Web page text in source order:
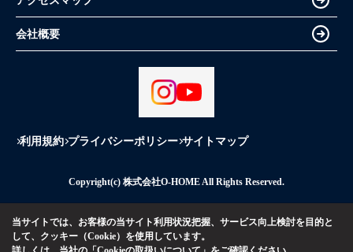
会社概要
利用規約 プライバシーポリシー サイトマップ
Copyright(c) 株式会社O-HOME All Rights Reserved.
当サイトでは、お客様の当サイト利用状況把握、サービス向上検討を目的と
して、クッキー（Cookie）を使用しています。